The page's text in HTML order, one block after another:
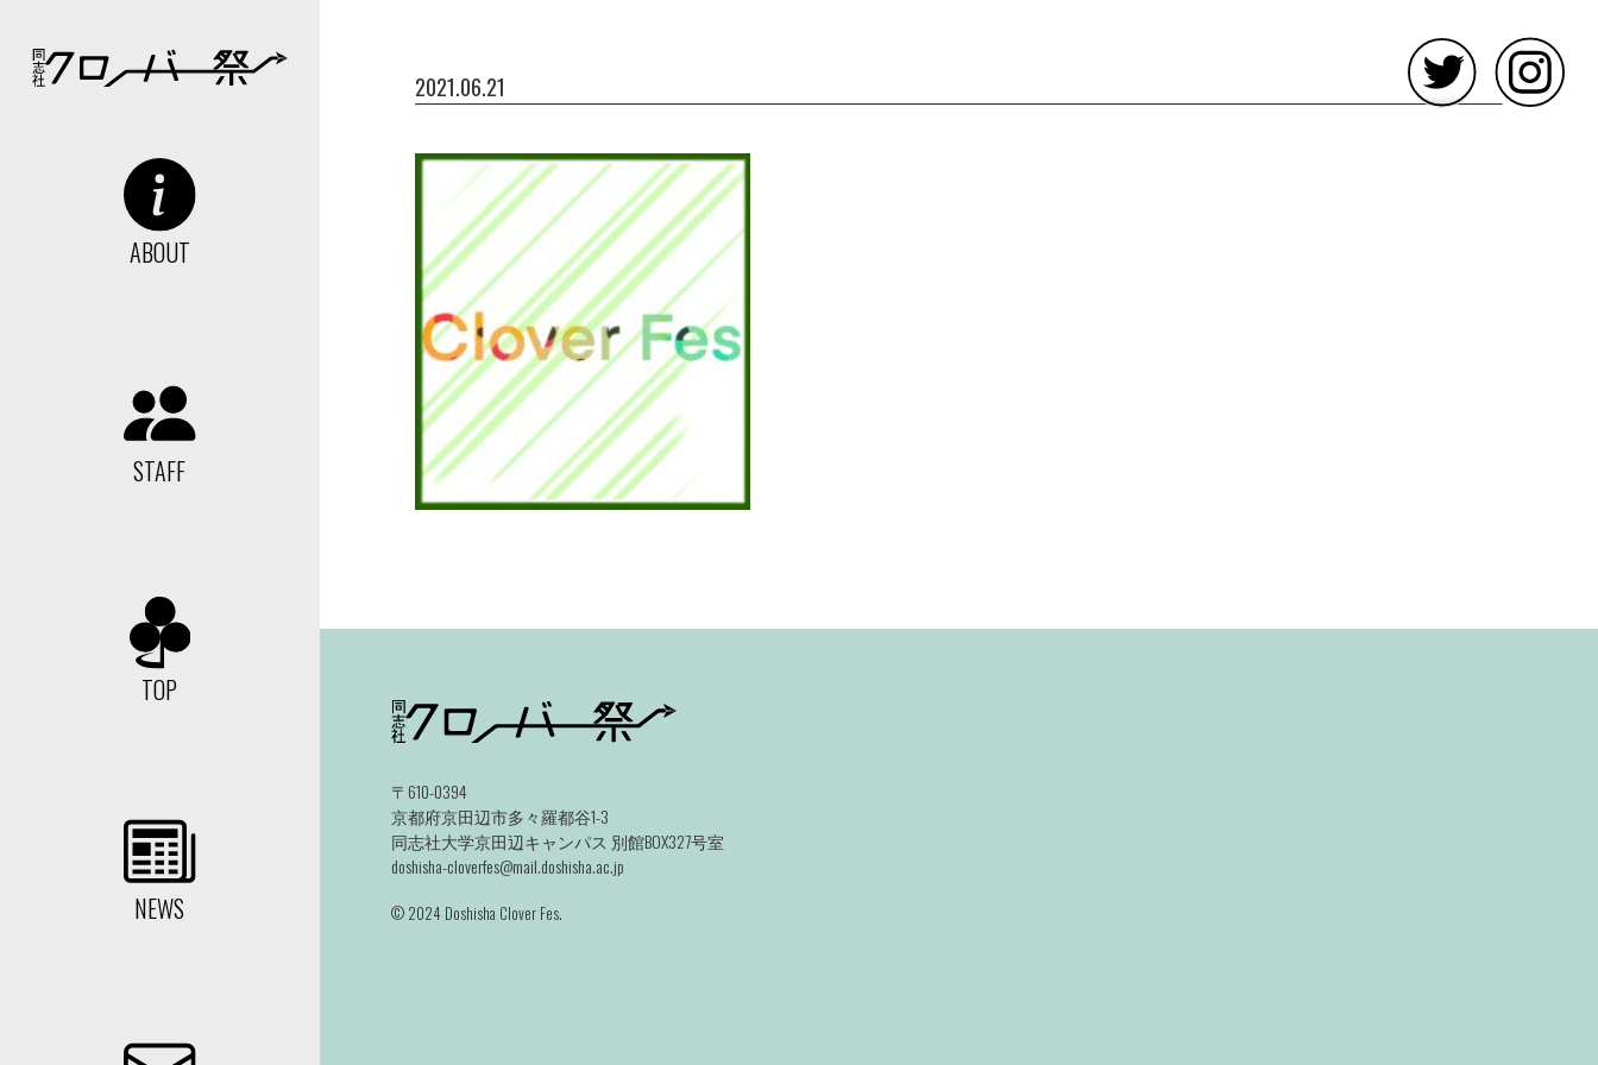
2021.06.21
ABOUT
STAFF
TOP
NEWS
〒610-0394
京都府京田辺市多々羅都谷1-3
同志社大学京田辺キャンパス 別館BOX327号室
doshisha-cloverfes@mail.doshisha.ac.jp
©️ 2024 Doshisha Clover Fes.